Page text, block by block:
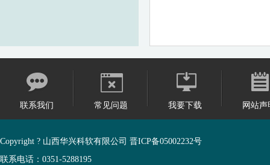
联系我们 常见问题 我要下载 网站声
Copyright ? 山西华兴科软有限公司 晋ICP备05002232号
联系电话：0351-5288195